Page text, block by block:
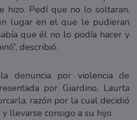
hizo. Pedí que no lo soltaran,
lugar en el que le pudieran
que él no lo podía hacer y
describió.
denuncia por violencia de
por Giardino, Laurta
razón por la cual decidió
llevarse consigo a su hijo.